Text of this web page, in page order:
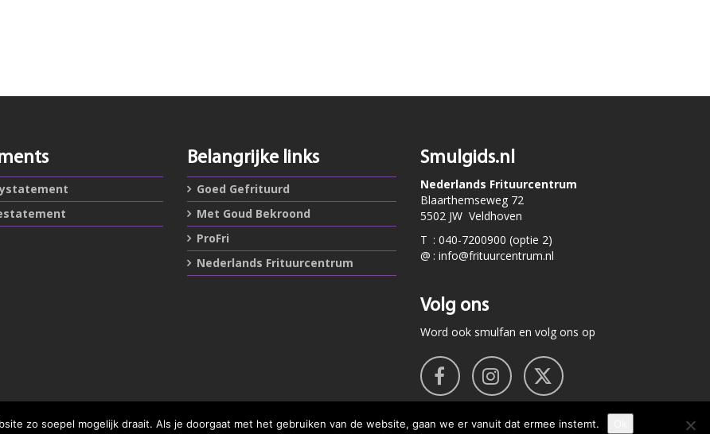
Belangrijke links
Goed Gefrituurd
Met Goud Bekroond
ProFri
Nederlands Frituurcentrum
Smulgids.nl
Nederlands Frituurcentrum
Blaarthemseweg 72
5502 JW Veldhoven
T : 040-7200900 (optie 2)
@ : info@frituurcentrum.nl
Volg ons
Word ook smulfan en volg ons op
zo soepel mogelijk draait. Als je doorgaat met het gebruiken van de website, gaan we er vanuit dat ermee instemt.